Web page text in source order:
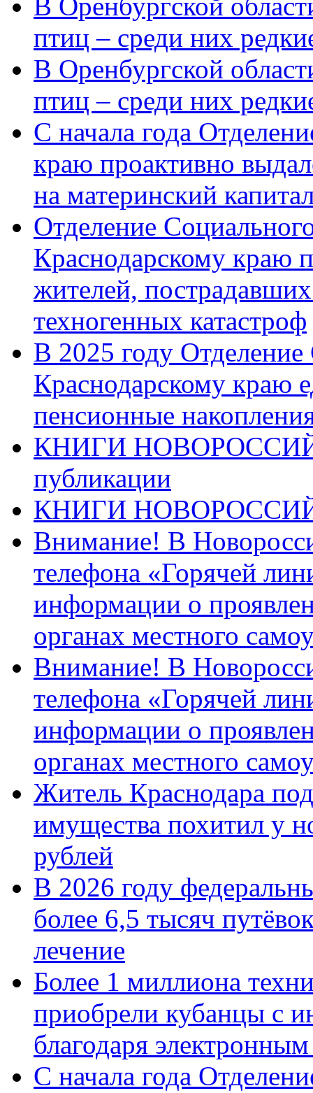
птиц – среди них
В Оренбургской
птиц – среди них
С начала года
краю проактивно
на материнский
Отделение
Краснодарскому краю
жителей,
техногенных катастроф
В 2025 году
Краснодарскому краю
пенсионные
КНИГИ
публикации
КНИГИ
Внимание! В
телефона «Горячей
информации о
органах местного
Внимание! В
телефона «Горячей
информации о
органах местного
Житель Краснодара
имущества похитил у
рублей
В 2026 году
более 6,5 тысяч
лечение
Более 1 миллиона
приобрели кубанцы с
благодаря
С начала года